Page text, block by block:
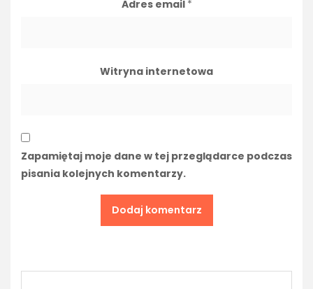
Adres email *
Witryna internetowa
Zapamiętaj moje dane w tej przeglądarce podczas
pisania kolejnych komentarzy.